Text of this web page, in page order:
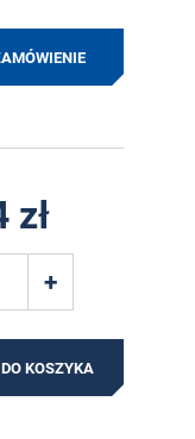
zł
DO KOSZYKA